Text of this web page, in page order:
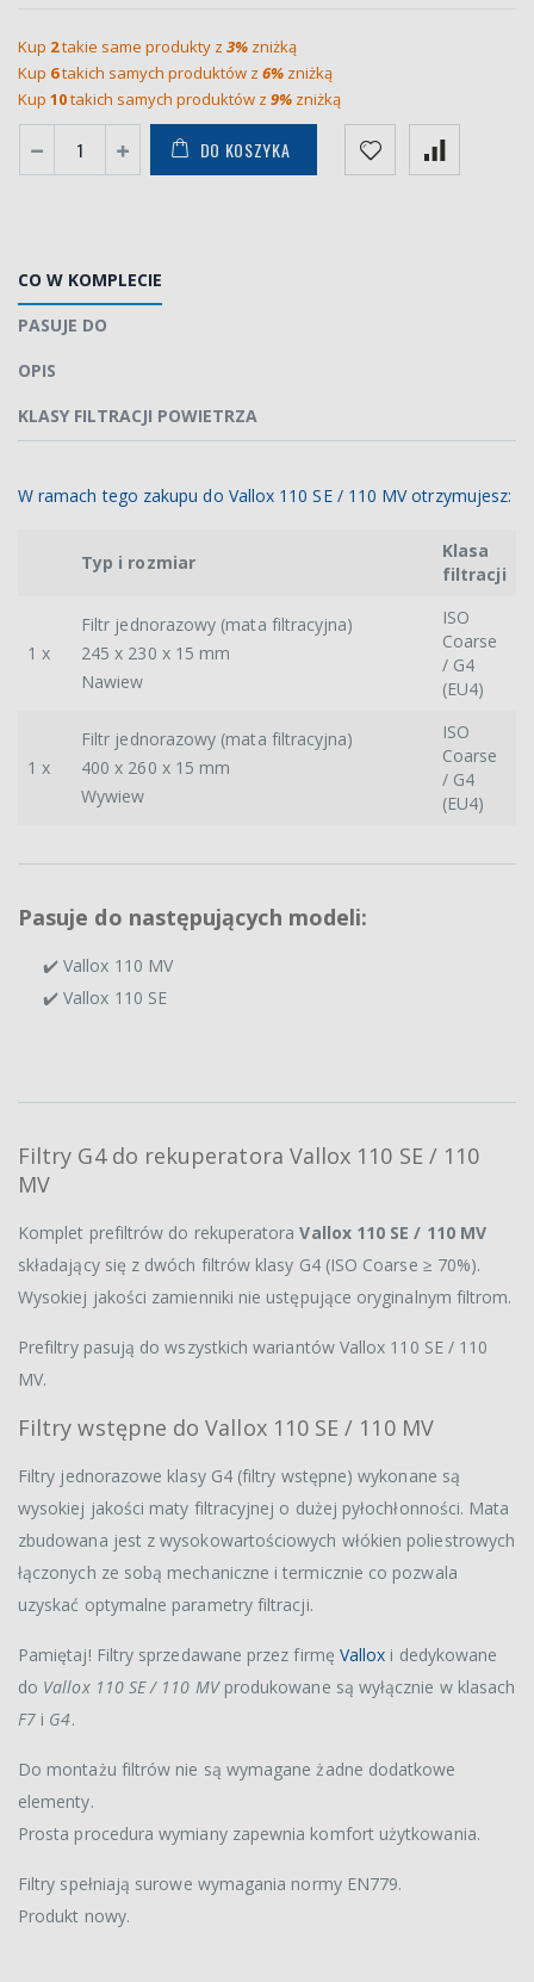
Kup 2takie same produkty z 3% zniżką
Kup 6takich samych produktów z 6% zniżką
Kup 10takich samych produktów z 9% zniżką
DO KOSZYKA
CO W KOMPLECIE
PASUJE DO
OPIS
KLASY FILTRACJI POWIETRZA
W ramach tego zakupu do Vallox 110 SE / 110 MV otrzymujesz:
Typ i rozmiar
Klasa
filtracji
1 x
Filtr jednorazowy (mata filtracyjna)
245 x 230 x 15 mm
Nawiew
ISO
Coarse
/ G4
(EU4)
1 x
Filtr jednorazowy (mata filtracyjna)
400 x 260 x 15 mm
Wywiew
ISO
Coarse
/ G4
(EU4)
Pasuje do następujących modeli:
✔️ Vallox 110 MV
✔️ Vallox 110 SE
Filtry G4 do rekuperatora Vallox 110 SE / 110
MV
Komplet prefiltrów do rekuperatoraVallox 110 SE / 110 MV
składający się z dwóch filtrów klasy G4 (ISO Coarse ≥ 70%).
Wysokiej jakości zamienniki nie ustępujące oryginalnym filtrom.
Prefiltry pasują do wszystkich wariantów Vallox 110 SE / 110
MV.
Filtry wstępne do Vallox 110 SE / 110 MV
Filtry jednorazowe klasy G4 (filtry wstępne) wykonane są
wysokiej jakości maty filtracyjnej o dużej pyłochłonności. Mata
zbudowana jest z wysokowartościowych włókien poliestrowych
łączonych ze sobą mechaniczne i termicznie co pozwala
uzyskać optymalne parametry filtracji.
Pamiętaj! Filtry sprzedawane przez firmę Vallox i dedykowane
do Vallox 110 SE / 110 MVprodukowane są wyłącznie w klasach
F7 i G4.
Do montażu filtrów nie są wymagane żadne dodatkowe
elementy.
Prosta procedura wymiany zapewnia komfort użytkowania.
Filtry spełniają surowe wymagania normy EN779.
Produkt nowy.